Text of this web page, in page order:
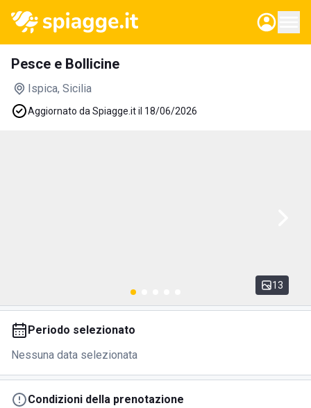
Pesce e Bollicine
Ispica, Sicilia
Aggiornato da Spiagge.it il 18/06/2026
13
Periodo selezionato
Nessuna data selezionata
Condizioni della prenotazione